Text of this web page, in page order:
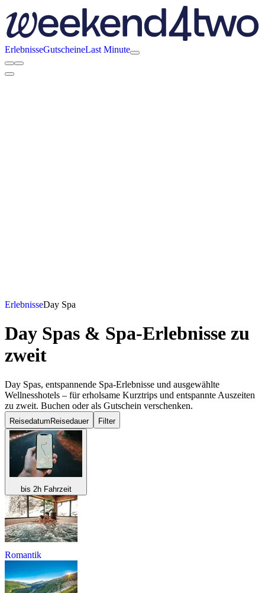
ErlebnisseGutscheineLast Minute
ErlebnisseDay Spa
Day Spas & Spa-Erlebnisse zu
zweit
Day Spas, entspannende Spa-Erlebnisse und ausgewählte
Wellnesshotels – für erholsame Kurztrips und entspannte Auszeiten
zu zweit. Buchen oder als Gutschein verschenken.
Reisedatum Reisedauer Filter
bis 2h Fahrzeit
Romantik